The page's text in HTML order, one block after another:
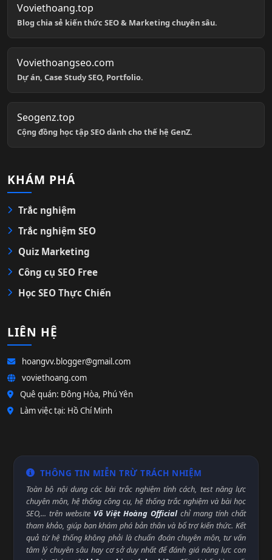
Voviethoang.top
Blog chia sẻ kiến thức SEO & Marketing chuyên sâu.
Voviethoangseo.com
Dự án, Case Study SEO, Portfolio.
Seogenz.top
Cộng đồng học tập SEO dành cho thế hệ GenZ.
KHÁM PHÁ
Trắc nghiệm
Trắc nghiệm SEO
Quiz Marketing
Công cụ SEO Free
Học SEO Thực Chiến
LIÊN HỆ
hoangvv.blogger@gmail.com
voviethoang.com
Quê quán: Đông Hòa, Phú Yên
Làm việc tại: Hồ Chí Minh
THÔNG TIN MIỄN TRỪ TRÁCH NHIỆM
Toàn bộ nội dung các bài trắc nghiệm tính cách, test năng lực
chuyên môn, hệ thống công cụ, hệ thống trắc nghiệm và bài học
SEO,... trên website Võ Việt Hoàng Official chỉ mang tính chất
tham khảo, giúp bạn khám phá bản thân và bổ trợ kiến thức. Kết
quả từ hệ thống không phải là chuẩn đoán chuyên môn, tư vấn
tâm lý chuyên sâu hay cơ sở duy nhất để đánh giá năng lực con